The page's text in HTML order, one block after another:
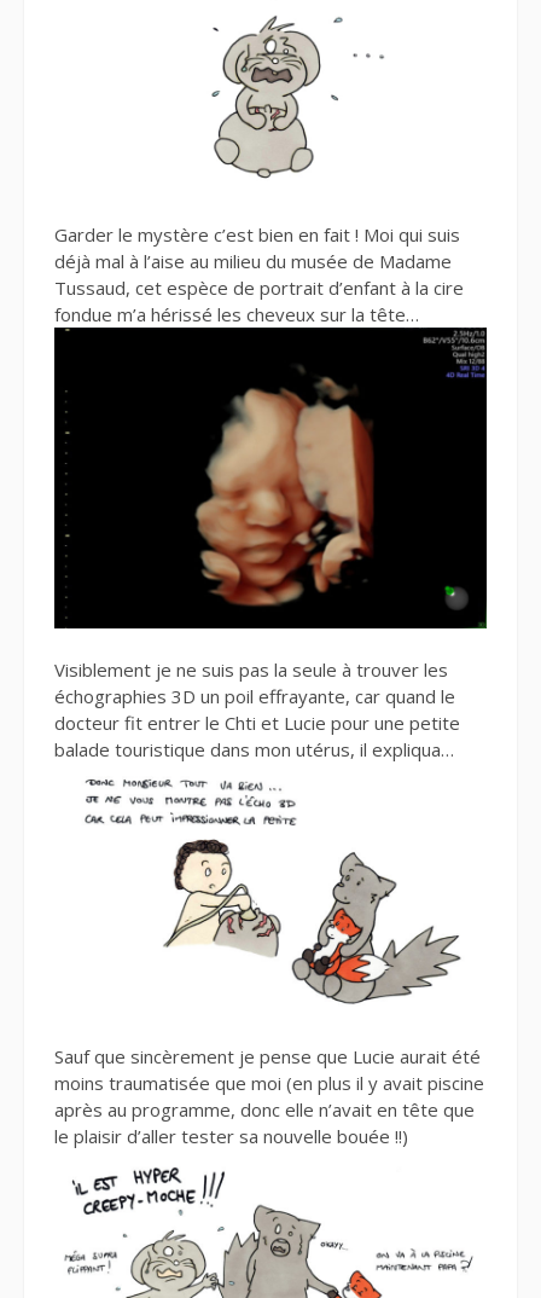
Garder le mystère c’est bien en fait ! Moi qui suis
déjà mal à l’aise au milieu du musée de Madame
Tussaud, cet espèce de portrait d’enfant à la cire
fondue m’a hérissé les cheveux sur la tête…
Visiblement je ne suis pas la seule à trouver les
échographies 3D un poil effrayante, car quand le
docteur fit entrer le Chti et Lucie pour une petite
balade touristique dans mon utérus, il expliqua…
Sauf que sincèrement je pense que Lucie aurait été
moins traumatisée que moi (en plus il y avait piscine
après au programme, donc elle n’avait en tête que
le plaisir d’aller tester sa nouvelle bouée !!)